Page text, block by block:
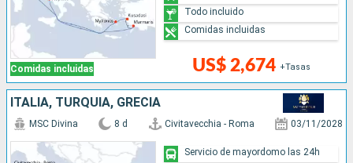
Comidas incluidas US$ 2,674 +Tasas
Todo incluido
Comidas incluidas
ITALIA, TURQUÍA, GRECIA
MSC Divina 8 d Civitavecchia - Roma 03/11/2028
Servicio de mayordomo las 24h